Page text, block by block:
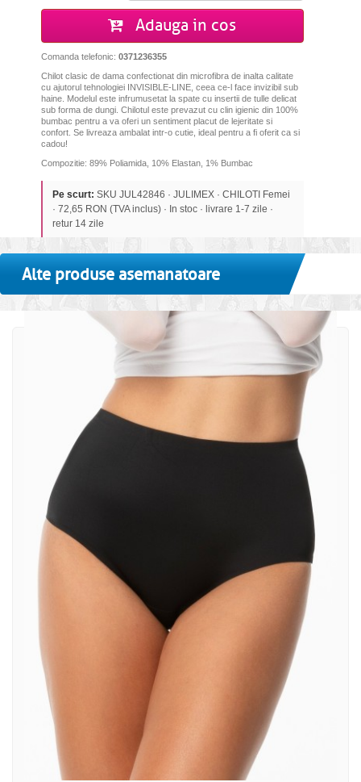
Adauga in cos
Comanda telefonic: 0371236355
Chilot clasic de dama confectionat din microfibra de inalta calitate
cu ajutorul tehnologiei INVISIBLE-LINE, ceea ce-l face invizibil sub
haine. Modelul este infrumusetat la spate cu insertii de tulle delicat
sub forma de dungi. Chilotul este prevazut cu clin igienic din 100%
bumbac pentru a va oferi un sentiment placut de lejeritate si
confort. Se livreaza ambalat intr-o cutie, ideal pentru a fi oferit ca si
cadou!
Compozitie: 89% Poliamida, 10% Elastan, 1% Bumbac
Pe scurt: SKU JUL42846 · JULIMEX · CHILOTI Femei
· 72,65 RON (TVA inclus) · In stoc · livrare 1-7 zile ·
retur 14 zile
Alte produse asemanatoare